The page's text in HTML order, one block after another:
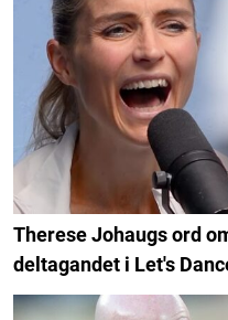
Therese Johaugs ord
deltagandet i Let's